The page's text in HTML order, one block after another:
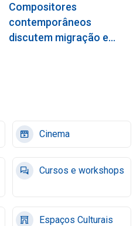
Compositores
contemporâneos
discutem migração e
Cinema
Cursos e workshops
Espaços Culturais